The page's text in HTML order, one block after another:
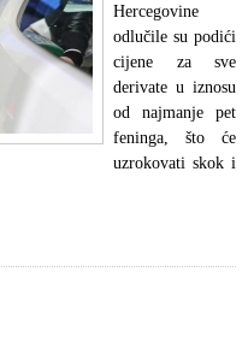
Hercegovine
odlučile su podići
cijene za sve
derivate u iznosu
od najmanje pet
feninga, što će
uzrokovati skok i